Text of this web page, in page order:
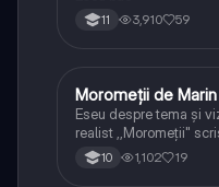
11 3,910 59
Limba și literatura
Moromeții de
Eseu despre tema și
realist ,,Moromeții"
10 1,102 19